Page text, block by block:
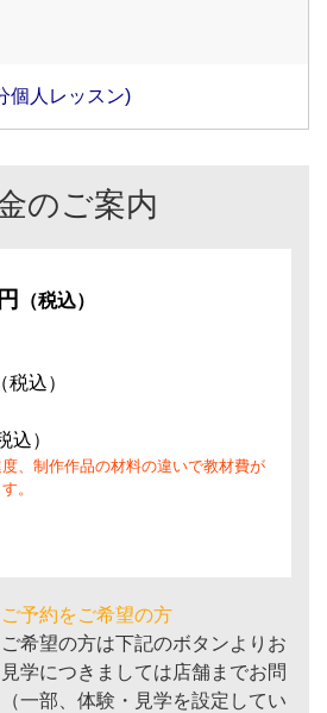
個人レッスン)
のご案内
（税込）
込）
込）
、制作作品の材料の違いで教材費が
。
予約をご希望の方
希望の方は下記のボタンよりお
学につきましては店舗までお問
一部、体験・見学を設定してい